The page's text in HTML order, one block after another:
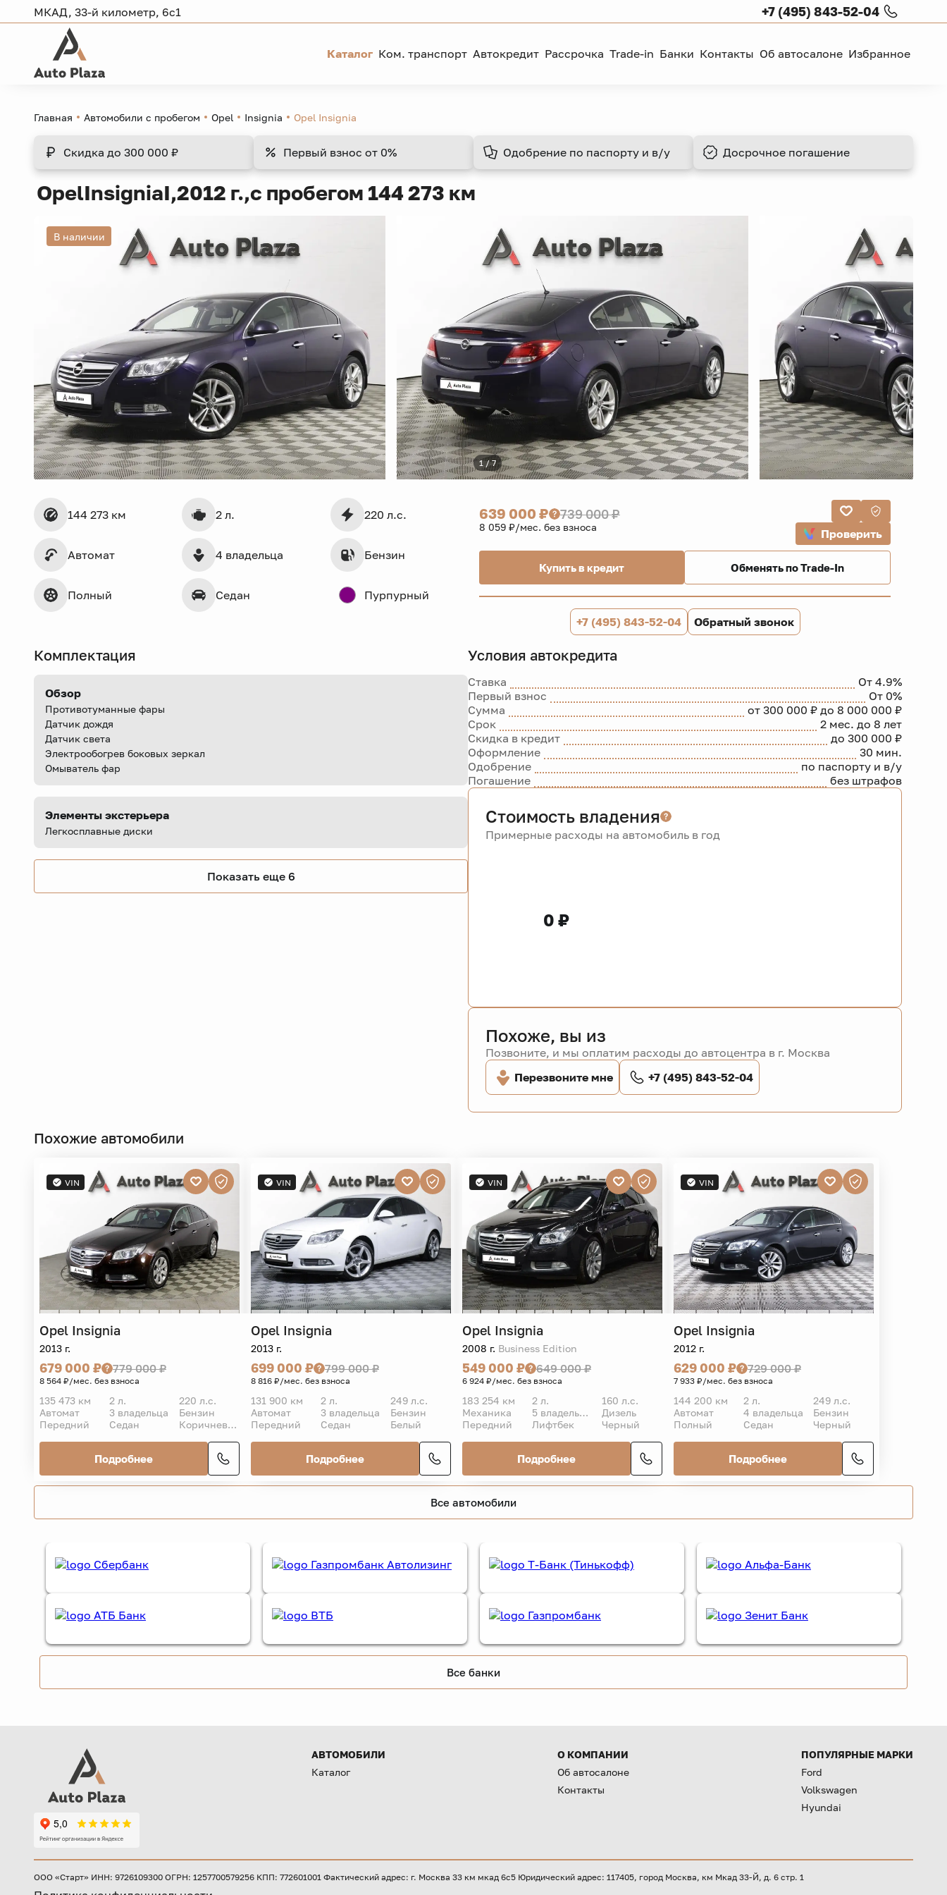
МКАД, 33-й километр, 6с1 +7 (495) 843-52-04
Каталог Ком. транспорт Автокредит Рассрочка Trade-in Банки Контакты Об автосалоне Избранное
Главная Автомобили с пробегом Opel Insignia Opel Insignia
Скидка до 300 000 ₽ Первый взнос от 0% Одобрение по паспорту и в/у Досрочное погашение
OpelInsigniaI,2012 г.,с пробегом 144 273 км
В наличии
1 / 7
144 273 км 2 л. 220 л.с.
Автомат 4 владельца Бензин
Полный Седан Пурпурный
639 000 ₽ 739 000 ₽
8 059 ₽/мес. без взноса Проверить
Купить в кредит Обменять по Trade-In
+7 (495) 843-52-04 Обратный звонок
Комплектация
Обзор
Противотуманные фары
Датчик дождя
Датчик света
Электрообогрев боковых зеркал
Омыватель фар
Элементы экстерьера
Легкосплавные диски
Показать еще 6
Условия автокредита
Ставка
От 4.9%
Первый взнос
От 0%
Сумма
от 300 000 ₽ до 8 000 000 ₽
Срок
2 мес. до 8 лет
Скидка в кредит
до 300 000 ₽
Оформление
30 мин.
Одобрение
по паспорту и в/у
Погашение
без штрафов
Стоимость владения
Примерные расходы на автомобиль в год
0 ₽
Похоже, вы из
Позвоните, и мы оплатим расходы до автоцентра в г. Москва
Перезвоните мне
+7 (495) 843-52-04
Похожие автомобили
VIN
Opel Insignia
2013 г.
679 000 ₽ 779 000 ₽
8 564 ₽/мес. без взноса
135 473 км 2 л.
220 л.с.
Автомат
3 владельца
Бензин
Передний
Седан Коричневый
Подробнее
VIN
Opel Insignia
2013 г.
699 000 ₽ 799 000 ₽
8 816 ₽/мес. без взноса
131 900 км 2 л.
249 л.с.
Автомат
3 владельца
Бензин
Передний
Седан Белый
Подробнее
VIN
Opel Insignia
2008 г. Business Edition
549 000 ₽ 649 000 ₽
6 924 ₽/мес. без взноса
183 254 км 2 л.
160 л.с.
Механика
5 владельцев
Дизель
Передний
Лифтбек Черный
Подробнее
VIN
Opel Insignia
2012 г.
629 000 ₽ 729 000 ₽
7 933 ₽/мес. без взноса
144 200 км 2 л.
249 л.с.
Автомат
4 владельца
Бензин
Полный
Седан Черный
Подробнее
Все автомобили
Все банки
АВТОМОБИЛИ
Каталог
О КОМПАНИИ
Об автосалоне
Контакты
ПОПУЛЯРНЫЕ МАРКИ
Ford
Volkswagen
Hyundai
ООО «Старт» ИНН: 9726109300 ОГРН: 1257700579256 КПП: 772601001 Фактический адрес: г. Москва 33 км мкад 6с5 Юридический адрес: 117405, город Москва, км Мкад 33-Й, д. 6 стр. 1